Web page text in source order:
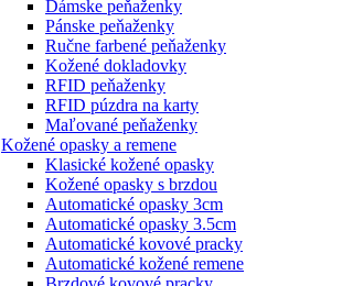
Dámske peňaženky
Pánske peňaženky
Ručne farbené peňaženky
Kožené dokladovky
RFID peňaženky
RFID púzdra na karty
Maľované peňaženky
Kožené opasky a remene
Klasické kožené opasky
Kožené opasky s brzdou
Automatické opasky 3cm
Automatické opasky 3.5cm
Automatické kovové pracky
Automatické kožené remene